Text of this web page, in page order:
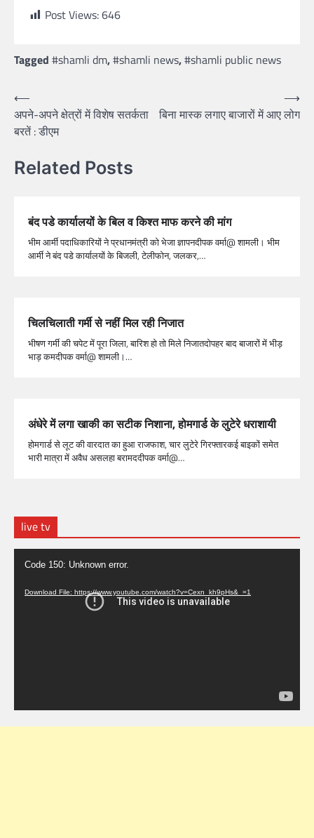
Post Views:646
Tagged #shamli dm,#shamli news,#shamli public news
⟵
अपने-अपने क्षेत्रों में विशेष सतर्कता
बरतें : डीएम
बिना मास्क लगाए बाजारों में आए लोग
⟶
Related Posts
बंद पडे कार्यालयों के बिल व किश्त माफ करने की मांग
भीम आर्मी पदाधिकारियों ने प्रधानमंत्री को भेजा ज्ञापनदीपक वर्मा@ शामली। भीम
आर्मी ने बंद पडे कार्यालयों के बिजली, टेलीफोन, जलकर,…
चिलचिलाती गर्मी से नहीं मिल रही निजात
भीषण गर्मी की चपेट में पूरा जिला, बारिश हो तो मिले निजातदोपहर बाद बाजारों में भीड़
भाड़ कमदीपक वर्मा@ शामली।…
अंधेरे में लगा खाकी का सटीक निशाना, होमगार्ड के लुटेरे धराशायी
होमगार्ड से लूट की वारदात का हुआ राजफाश, चार लुटेरे गिरफ्तारकई बाइकों समेत
भारी मात्रा में अवैध असलहा बरामददीपक वर्मा@…
live tv
Video
Player
Code 150: Unknown error.
Download File: https://www.youtube.com/watch?v=Cexn_kh9pHs&_=1